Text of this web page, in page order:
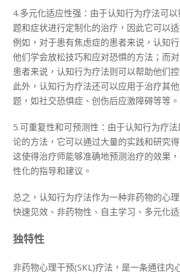
4.多元化适应性强：由于认知行为疗法可
题和症状进行定制化的治疗，因此它可以
例如，对于患有焦虑症的患者来说，认知
他们学会放松技巧和应对恐惧的方法；而
患者来说，认知行为疗法则可以帮助他们
此外，认知行为疗法还可以应用于治疗其
题，如社交恐惧症、创伤后应激障碍等等。
5.可重复性和可预测性：由于认知行为疗
论的方法，它可以通过大量的实践和研究
这使得治疗师能够准确地预测治疗的效果
性化的指导和建议。
总之，认知行为疗法作为一种非药物的心
快速见效、非药物性、自主学习、多元化
独特性
非药物心理干预(SKL)疗法，是一条通往内